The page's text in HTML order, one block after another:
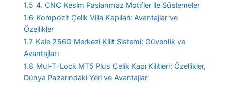
1.5 4. CNC Kesim Paslanmaz Motifler ile Süslemeler
1.6 Kompozit Çelik Villa Kapıları: Avantajlar ve
Özellikler
1.7 Kale 256G Merkezi Kilit Sistemi: Güvenlik ve
Avantajları
1.8 Mul-T-Lock MT5 Plus Çelik Kapı Kilitleri: Özellikler,
Dünya Pazarındaki Yeri ve Avantajlar